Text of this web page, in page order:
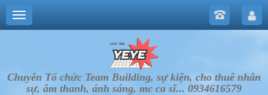
Chuyên Tổ chức Team Building, sự kiện, cho thuê nhân
sự, âm thanh, ánh sáng, mc ca sĩ... 0934616579